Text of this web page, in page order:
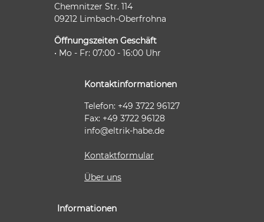
Chemnitzer Str. 114
09212 Limbach-Oberfrohna
Öffnungszeiten Geschäft
• Mo - Fr: 07:00 - 16:00 Uhr
Kontaktinformationen
Telefon: +49 3722 96127
Fax: +49 3722 96128
info@eltrik-habe.de
Kontaktformular
Über uns
Informationen